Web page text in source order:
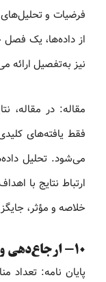
فرضیات و
از داده‌ها، یک فصل
نیز به‌تفصیل ارائه
مقاله: در مقاله،
فقط یافته‌های
می‌شود. تحلیل
ارتباط نتایج با
خلاصه و مؤثر،
10- ارجاع‌دهی و منابع
پایان نامه: تعداد